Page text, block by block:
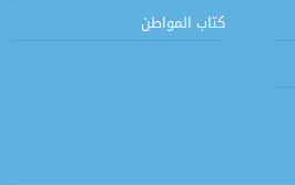
كتاب المواطن